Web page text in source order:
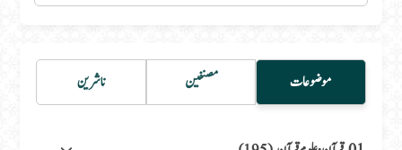
موضوعات مصنفین ناشرین